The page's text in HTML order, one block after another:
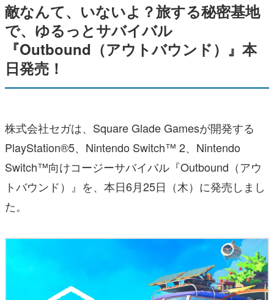
敵なんて、いないよ？旅する秘密基地
で、ゆるっとサバイバル
『Outbound（アウトバウンド）』本
日発売！
株式会社セガは、Square Glade Gamesが開発する
PlayStation®5、Nintendo Switch™ 2、Nintendo
Switch™向けコージーサバイバル『Outbound（アウ
トバウンド）』を、本日6月25日（木）に発売しまし
た。